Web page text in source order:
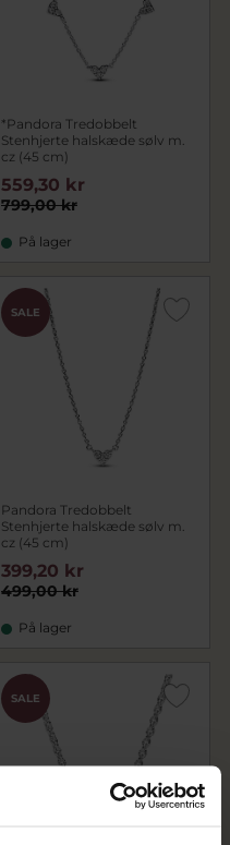
*Pandora Tredobbelt
Stenhjerte halskæde sølv m.
cz (45 cm)
799,00 kr
559,30 kr
På lager
SALE
Pandora Tredobbelt
Stenhjerte halskæde sølv m.
cz (45 cm)
499,00 kr
399,20 kr
På lager
SALE